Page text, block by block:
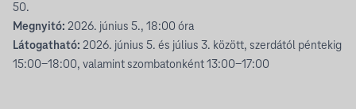
50.
Megnyitó: 2026. június 5., 18:00 óra
Látogatható: 2026. június 5. és július 3. között, szerdától péntekig
15:00-18:00, valamint szombatonként 13:00-17:00